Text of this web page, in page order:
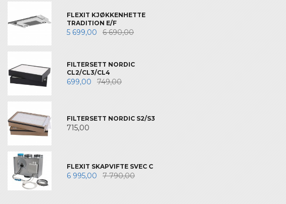
FLEXIT KJØKKENHETTE
TRADITION E/F
5 699,00 6 690,00
FILTERSETT NORDIC
CL2/CL3/CL4
699,00 749,00
FILTERSETT NORDIC S2/S3
715,00
FLEXIT SKAPVIFTE SVEC C
6 995,00 7 790,00